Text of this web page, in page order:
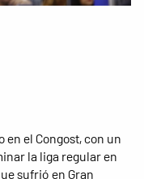
en el Congost, con un
la liga regular en
sufrió en Gran